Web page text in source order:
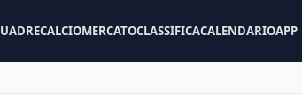
CALCIOMERCATOCLASSIFICACALENDARIOAPP